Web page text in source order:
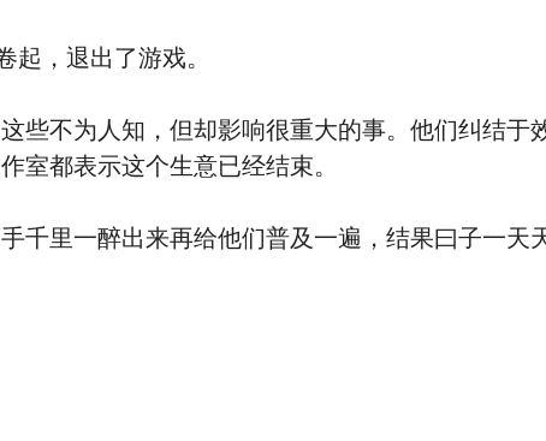
，退出了游戏。
不为人知，但却影响很重大的事。他们纠结于
室都表示这个生意已经结束。
里一醉出来再给他们普及一遍，结果曰子一天